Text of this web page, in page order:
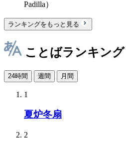
Padilla）
ランキングをもっと見る
ことばランキング
24時間 週間 月間
1
夏炉冬扇
2